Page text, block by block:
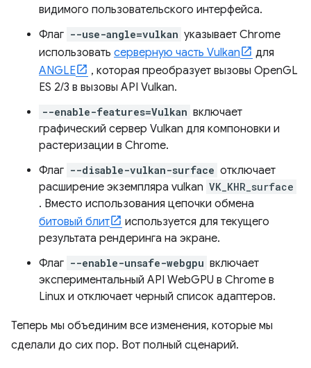
видимого пользовательского интерфейса.
Флаг --use-angle=vulkan указывает Chrome
использовать серверную часть Vulkan
для
ANGLE
, которая преобразует вызовы OpenGL
ES 2/3 в вызовы API Vulkan.
--enable-features=Vulkan включает
графический сервер Vulkan для компоновки и
растеризации в Chrome.
Флаг --disable-vulkan-surface отключает
расширение экземпляра vulkan VK_KHR_surface
. Вместо использования цепочки обмена
битовый блит
используется для текущего
результата рендеринга на экране.
Флаг --enable-unsafe-webgpu включает
экспериментальный API WebGPU в Chrome в
Linux и отключает черный список адаптеров.
Теперь мы объединим все изменения, которые мы
сделали до сих пор. Вот полный сценарий.